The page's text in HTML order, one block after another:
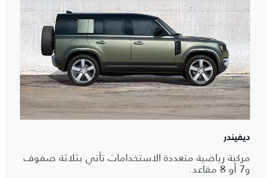
ديفيندر
مركبة رياضية متعددة الاستخدامات تأتي بثلاثة صفوف
و7 أو 8 مقاعد.